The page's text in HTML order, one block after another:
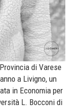
di Varese
a Livigno, un
in Economia per
L. Bocconi di